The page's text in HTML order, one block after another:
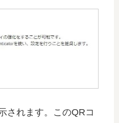
されます。このQRコ